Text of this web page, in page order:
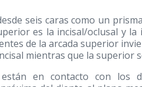
seis caras como un
es la incisal/oclusal y
de la arcada superior
mientras que la superior
en contacto con los